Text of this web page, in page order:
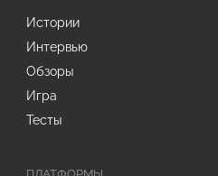
Истории
Интервью
Обзоры
Игра
Тесты